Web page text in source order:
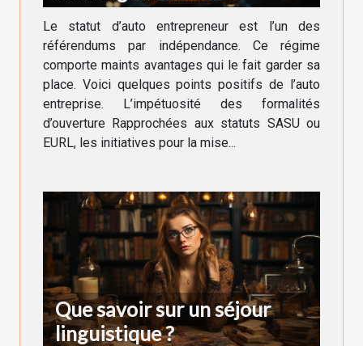
Le statut d’auto entrepreneur est l’un des
référendums par indépendance. Ce régime
comporte maints avantages qui le fait garder sa
place. Voici quelques points positifs de l’auto
entreprise. L’impétuosité des formalités
d’ouverture Rapprochées aux statuts SASU ou
EURL, les initiatives pour la mise...
Que savoir sur un séjour
linguistique ?